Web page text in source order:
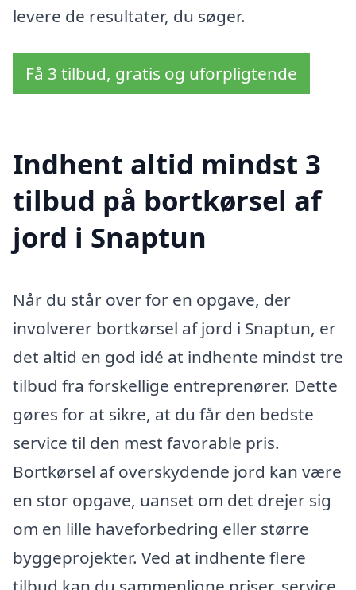
levere de resultater, du søger.
Få 3 tilbud, gratis og uforpligtende
Indhent altid mindst 3
tilbud på bortkørsel af
jord i Snaptun
Når du står over for en opgave, der
involverer bortkørsel af jord i Snaptun, er
det altid en god idé at indhente mindst tre
tilbud fra forskellige entreprenører. Dette
gøres for at sikre, at du får den bedste
service til den mest favorable pris.
Bortkørsel af overskydende jord kan være
en stor opgave, uanset om det drejer sig
om en lille haveforbedring eller større
byggeprojekter. Ved at indhente flere